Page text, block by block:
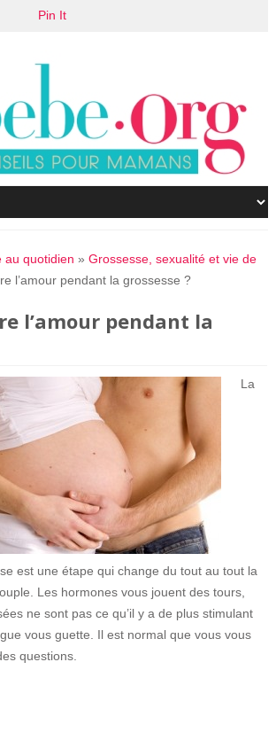
au quotidien » Grossesse, sexualité et vie de
l’amour pendant la grossesse ?
l’amour pendant la
La
est une étape qui change du tout au tout la
Les hormones vous jouent des tours,
ne sont pas ce qu’il y a de plus stimulant
vous guette. Il est normal que vous vous
questions.
Pin It